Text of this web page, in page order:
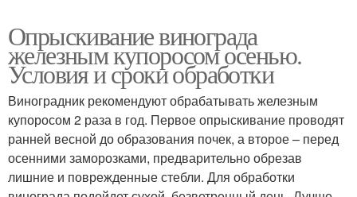
Опрыскивание винограда
железным купоросом осенью.
Условия и сроки обработки
Виноградник рекомендуют обрабатывать железным
купоросом 2 раза в год. Первое опрыскивание проводят
ранней весной до образования почек, а второе – перед
осенними заморозками, предварительно обрезав
лишние и поврежденные стебли. Для обработки